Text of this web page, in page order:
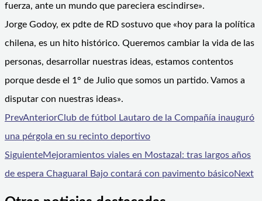
fuerza, ante un mundo que pareciera escindirse».
Jorge Godoy, ex pdte de RD sostuvo que «hoy para la política
chilena, es un hito histórico. Queremos cambiar la vida de las
personas, desarrollar nuestras ideas, estamos contentos
porque desde el 1° de Julio que somos un partido. Vamos a
disputar con nuestras ideas».
PrevAnteriorClub de fútbol Lautaro de la Compañía inauguró
una pérgola en su recinto deportivo
SiguienteMejoramientos viales en Mostazal: tras largos años
de espera Chaguaral Bajo contará con pavimento básicoNext